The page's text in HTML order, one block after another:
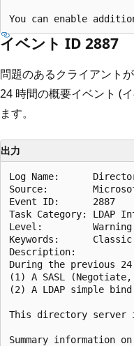
イベント ID 2887
問題のあるクライアント
24 時間の概要イベント (
ます。
出力
Log Name:
Source:
Event ID:      2887
Task Category: LDAP
Level:         Warning
Keywords:      Classic
Description:
During the previous
(1) A SASL
(2) A LDAP simple
This directory server
Summary information